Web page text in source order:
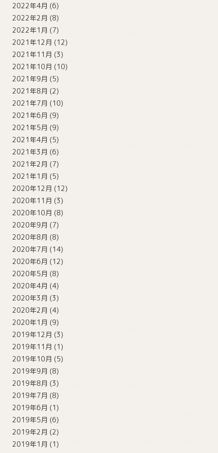
2022年4月 (6)
2022年2月 (8)
2022年1月 (7)
2021年12月 (12)
2021年11月 (3)
2021年10月 (10)
2021年9月 (5)
2021年8月 (2)
2021年7月 (10)
2021年6月 (9)
2021年5月 (9)
2021年4月 (5)
2021年3月 (6)
2021年2月 (7)
2021年1月 (5)
2020年12月 (12)
2020年11月 (3)
2020年10月 (8)
2020年9月 (7)
2020年8月 (8)
2020年7月 (14)
2020年6月 (12)
2020年5月 (8)
2020年4月 (4)
2020年3月 (3)
2020年2月 (4)
2020年1月 (9)
2019年12月 (3)
2019年11月 (1)
2019年10月 (5)
2019年9月 (8)
2019年8月 (3)
2019年7月 (8)
2019年6月 (1)
2019年5月 (6)
2019年2月 (2)
2019年1月 (1)